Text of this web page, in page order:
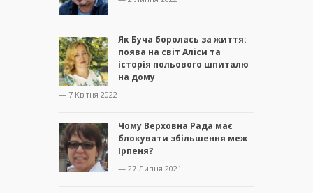
Як Буча боролась за життя:
поява на світ Аліси та
історія польового шпиталю
на дому
— 7 Квітня 2022
Чому Верховна Рада має
блокувати збільшення меж
Ірпеня?
— 27 Липня 2021